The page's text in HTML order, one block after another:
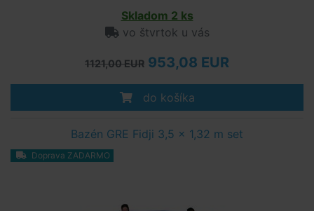
Skladom 2 ks
vo štvrtok u vás
1121,00 EUR 953,08 EUR
do košíka
Bazén GRE Fidji 3,5 x 1,32 m set
Doprava ZADARMO